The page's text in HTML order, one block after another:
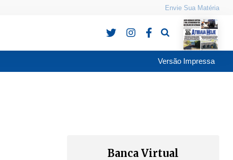
Envie Sua Matéria
Pesquisa
Versão Impressa
Banca Virtual